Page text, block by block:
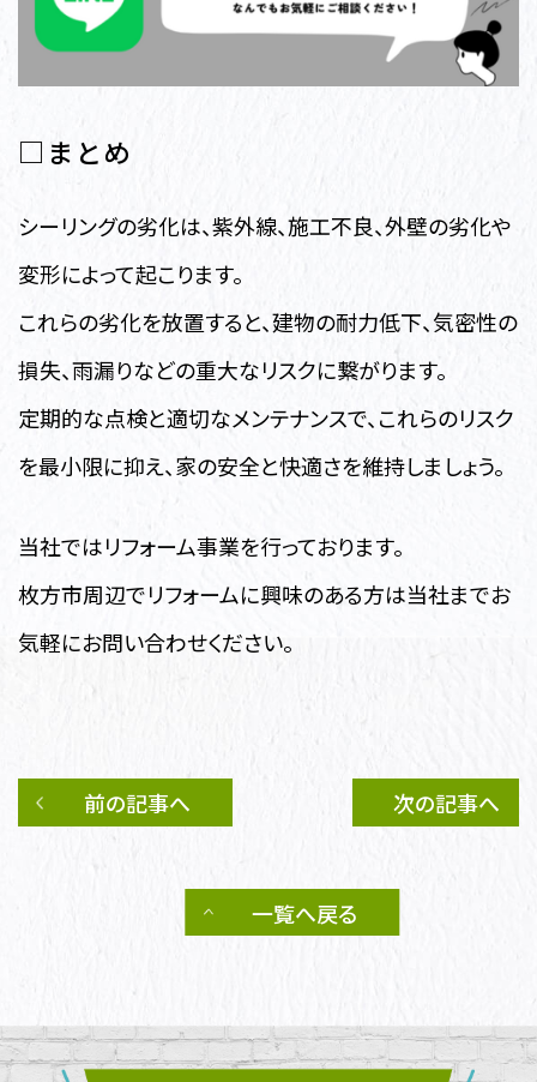
□まとめ
シーリングの劣化は、紫外線、施工不良、外壁の劣化や
変形によって起こります。
これらの劣化を放置すると、建物の耐力低下、気密性の
損失、雨漏りなどの重大なリスクに繋がります。
定期的な点検と適切なメンテナンスで、これらのリスク
を最小限に抑え、家の安全と快適さを維持しましょう。
当社ではリフォーム事業を行っております。
枚方市周辺でリフォームに興味のある方は当社までお
気軽にお問い合わせください。
前の記事へ
一覧へ戻る
次の記事へ